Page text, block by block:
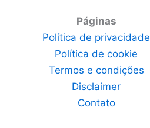
Páginas
Política de privacidade
Política de cookie
Termos e condições
Disclaimer
Contato